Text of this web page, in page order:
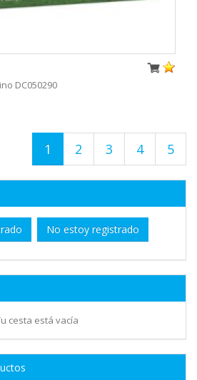
DC050290
1 2 3 4 5
No estoy registrado
cesta está vacía